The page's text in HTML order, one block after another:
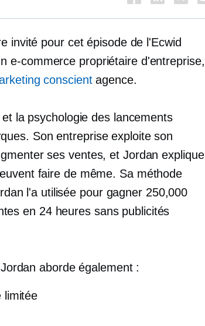
invité pour cet épisode de l'Ecwid
e-commerce propriétaire d'entreprise,
conscientagence.
la psychologie des lancements
Son entreprise exploite son
ses ventes, et Jordan explique
faire de même. Sa méthode
l'a utilisée pour gagner 250,000
en 24 heures sans publicités
aborde également :
limitée